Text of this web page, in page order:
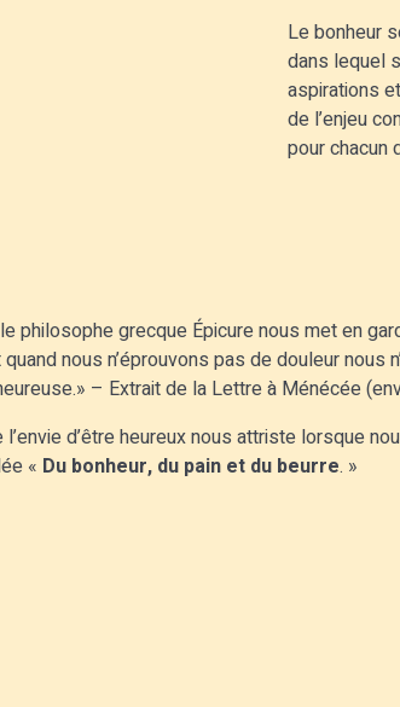
Le bonheur
dans lequel
aspirations
de l’enjeu
pour chacun
philosophe grecque Épicure nous met en
nous n’éprouvons pas de douleur nous
– Extrait de la Lettre à Ménécée
d’être heureux nous attriste lorsque
« Du bonheur, du pain et du beurre. »